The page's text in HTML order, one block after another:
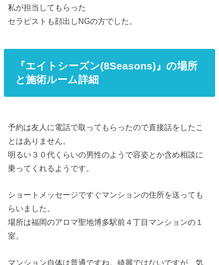
私が担当してもらった
セラピストも顔出しNGの方でした。
『エイトシーズン(8Seasons)』の場所
と施術ルーム詳細
予約は友人に電話で取ってもらったので直接話をしたこ
とはありません。
明るい３０代くらいの男性のようで容姿とか含め相談に
乗ってくれるようです。
ショートメッセージですぐマンションの住所を送っても
らいました。
場所は福岡のアロマ聖地博多駅前４丁目マンションの１
室。
マンション自体は普通ですね。綺麗ではないですが、気